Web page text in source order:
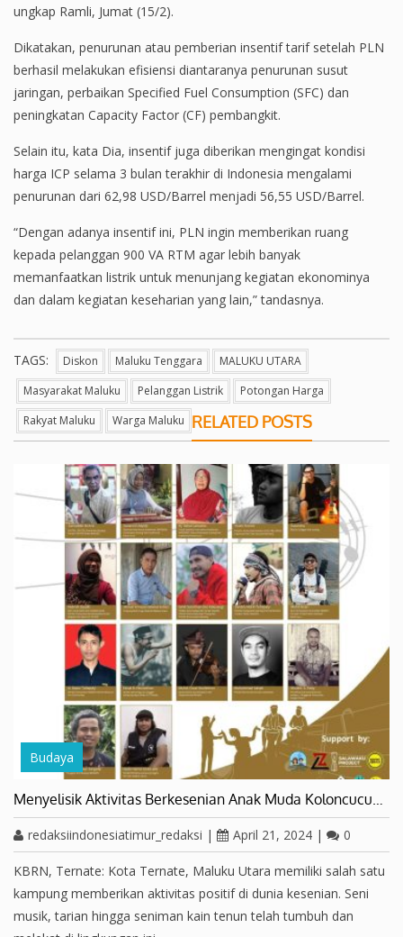
ungkap Ramli, Jumat (15/2).
Dikatakan, penurunan atau pemberian insentif tarif setelah PLN
berhasil melakukan efisiensi diantaranya penurunan susut
jaringan, perbaikan Specified Fuel Consumption (SFC) dan
peningkatan Capacity Factor (CF) pembangkit.
Selain itu, kata Dia, insentif juga diberikan mengingat kondisi
harga ICP selama 3 bulan terakhir di Indonesia mengalami
penurunan dari 62,98 USD/Barrel menjadi 56,55 USD/Barrel.
“Dengan adanya insentif ini, PLN ingin memberikan ruang
kepada pelanggan 900 VA RTM agar lebih banyak
memanfaatkan listrik untuk menunjang kegiatan ekonominya
dan dalam kegiatan keseharian yang lain,” tandasnya.
TAGS: Diskon Maluku Tenggara
MALUKU UTARA
Masyarakat Maluku
Pelanggan Listrik
Potongan Harga
Rakyat Maluku
Warga Maluku RELATED POSTS
Budaya
Menyelisik Aktivitas Berkesenian Anak Muda Koloncucu…
redaksiindonesiatimur_redaksi | April 21, 2024 | 0
KBRN, Ternate: Kota Ternate, Maluku Utara memiliki salah satu
kampung memberikan aktivitas positif di dunia kesenian. Seni
musik, tarian hingga seniman kain tenun telah tumbuh dan